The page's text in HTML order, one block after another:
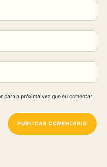
para a próxima vez que eu comentar.